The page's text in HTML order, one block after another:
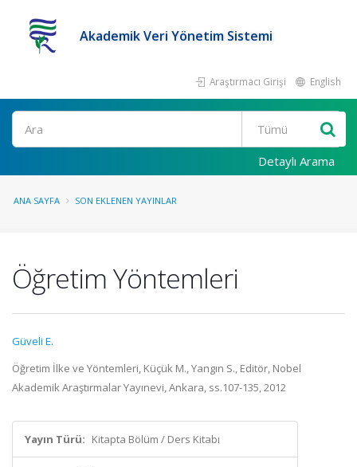
Akademik Veri Yönetim Sistemi
Araştırmacı Girişi English
Ara
Detaylı Arama
ANA SAYFA SON EKLENEN YAYINLAR
Öğretim Yöntemleri
Güveli E.
Öğretim İlke ve Yöntemleri, Küçük M., Yangın S., Editör, Nobel
Akademik Araştırmalar Yayınevi, Ankara, ss.107-135, 2012
Yayın Türü: Kitapta Bölüm / Ders Kitabı